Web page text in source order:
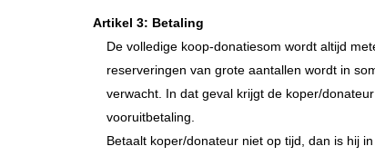
Artikel 3: Betaling
De volledige koop-donatiesom wordt altijd
reserveringen van grote aantallen wordt in
verwacht. In dat geval krijgt de koper/
vooruitbetaling.
Betaalt koper/donateur niet op tijd, dan is hij